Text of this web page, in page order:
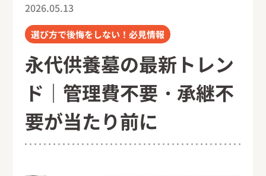
2026.05.13
選び方で後悔をしない！必見情報
永代供養墓の最新トレン
ド｜管理費不要・承継不
要が当たり前に